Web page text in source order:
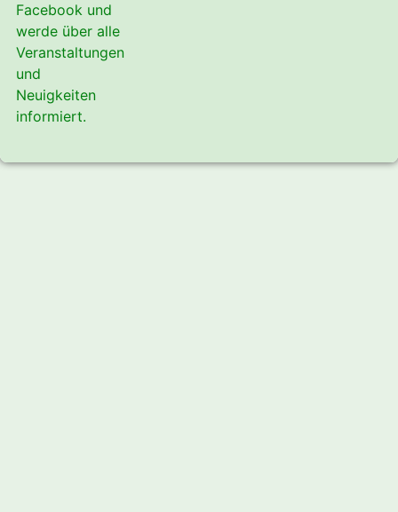
Facebook und
werde über alle
Veranstaltungen
und
Neuigkeiten
informiert.